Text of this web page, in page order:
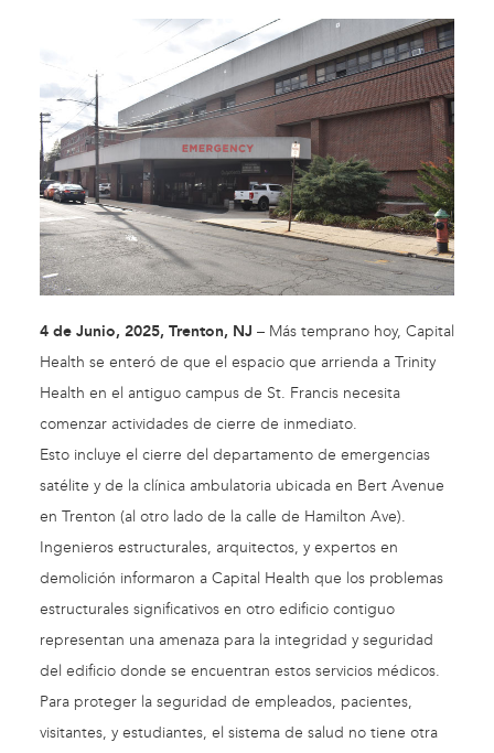
4 de Junio, 2025, Trenton, NJ – Más temprano hoy, Capital
Health se enteró de que el espacio que arrienda a Trinity
Health en el antiguo campus de St. Francis necesita
comenzar actividades de cierre de inmediato.
Esto incluye el cierre del departamento de emergencias
satélite y de la clínica ambulatoria ubicada en Bert Avenue
en Trenton (al otro lado de la calle de Hamilton Ave).
Ingenieros estructurales, arquitectos, y expertos en
demolición informaron a Capital Health que los problemas
estructurales significativos en otro edificio contiguo
representan una amenaza para la integridad y seguridad
del edificio donde se encuentran estos servicios médicos.
Para proteger la seguridad de empleados, pacientes,
visitantes, y estudiantes, el sistema de salud no tiene otra